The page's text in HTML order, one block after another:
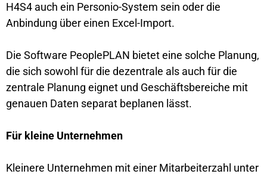
H4S4 auch ein Personio-System sein oder die
Anbindung über einen Excel-Import.
Die Software PeoplePLAN bietet eine solche Planung,
die sich sowohl für die dezentrale als auch für die
zentrale Planung eignet und Geschäftsbereiche mit
genauen Daten separat beplanen lässt.
Für kleine Unternehmen
Kleinere Unternehmen mit einer Mitarbeiterzahl unter